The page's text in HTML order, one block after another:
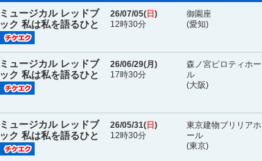
ミュージカル レッドブ
ック 私は私を語るひと
26/07/05( 日 )
12時30分
御園座
(愛知)
ミュージカル レッドブ
ック 私は私を語るひと
26/06/29(月 )
17時30分
森ノ宮ピロティホー
ル
(大阪)
ミュージカル レッドブ
ック 私は私を語るひと
26/05/31( 日 )
12時30分
東京建物ブリリアホ
ール
(東京)